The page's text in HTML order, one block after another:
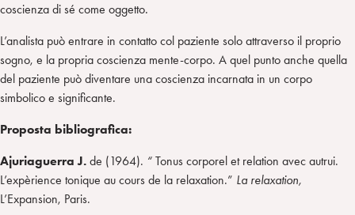
coscienza di sé come oggetto.
L’analista può entrare in contatto col paziente solo attraverso il proprio
sogno, e la propria coscienza mente-corpo. A quel punto anche quella
del paziente può diventare una coscienza incarnata in un corpo
simbolico e significante.
Proposta bibliografica:
Ajuriaguerra J. de (1964). “ Tonus corporel et relation avec autrui.
L’expèrience tonique au cours de la relaxation.” La relaxation,
L’Expansion, Paris.